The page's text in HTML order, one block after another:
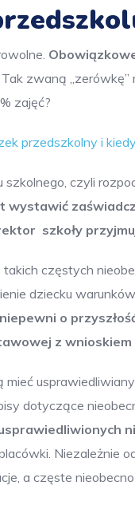
Tak zwaną „zerówkę”
zajęć?
przedszkolny i
czyli
szkoły
częstych
dziecku
o
z
mieć
dotyczące
Niezależnie
a częste